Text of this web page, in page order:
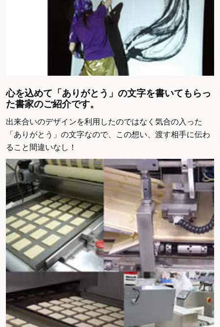
心を込めて「ありがとう」の文字を書いてもらっ
た書家のご紹介です。
出来合いのデザインを利用したのではなく気合の入った
「ありがとう」の文字なので、この想い、渡す相手に伝わ
ること間違いなし！